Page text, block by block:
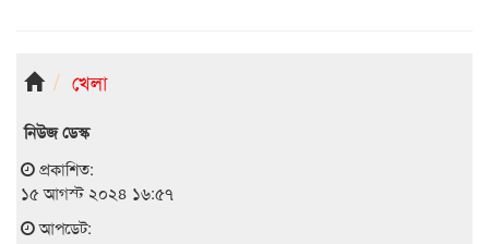
খেলা
নিউজ ডেস্ক
প্রকাশিত:
১৫ আগস্ট ২০২৪ ১৬:৫৭
আপডেট: